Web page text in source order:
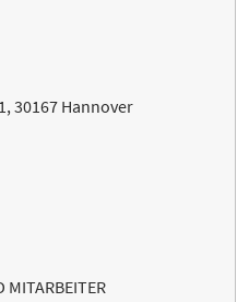
30167 Hannover
MITARBEITER